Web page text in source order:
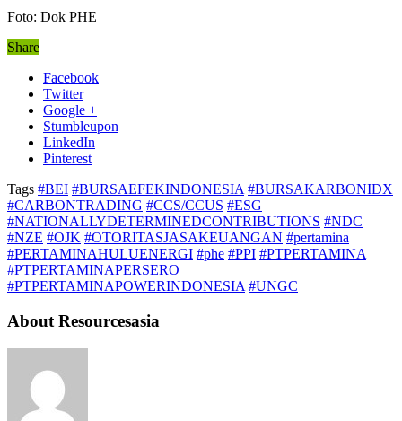
Foto: Dok PHE
Share
Facebook
Twitter
Google +
Stumbleupon
LinkedIn
Pinterest
Tags #BEI #BURSAEFEKINDONESIA #BURSAKARBONIDX
#CARBONTRADING #CCS/CCUS #ESG
#NATIONALLYDETERMINEDCONTRIBUTIONS #NDC
#NZE #OJK #OTORITASJASAKEUANGAN #pertamina
#PERTAMINAHULUENERGI #phe #PPI #PTPERTAMINA
#PTPERTAMINAPERSERO
#PTPERTAMINAPOWERINDONESIA #UNGC
About Resourcesasia